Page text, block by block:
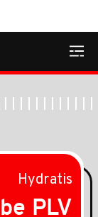
Hydratis
PLV